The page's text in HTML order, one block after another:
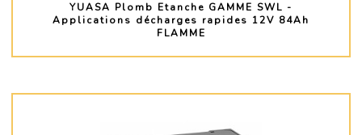
YUASA Plomb Etanche GAMME SWL -
Applications décharges rapides 12V 84Ah
FLAMME